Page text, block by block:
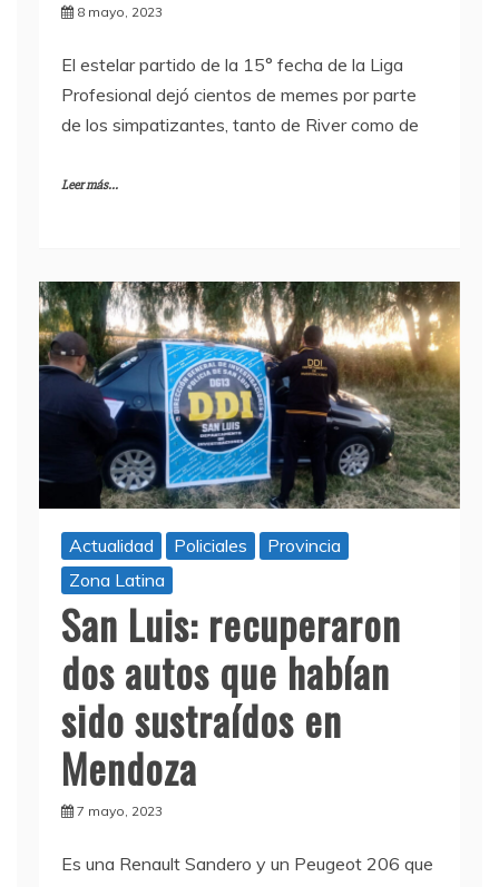
8 mayo, 2023
El estelar partido de la 15° fecha de la Liga
Profesional dejó cientos de memes por parte
de los simpatizantes, tanto de River como de
Leer más...
Actualidad Policiales
Provincia
Zona Latina
San Luis: recuperaron
dos autos que habían
sido sustraídos en
Mendoza
7 mayo, 2023
Es una Renault Sandero y un Peugeot 206 que